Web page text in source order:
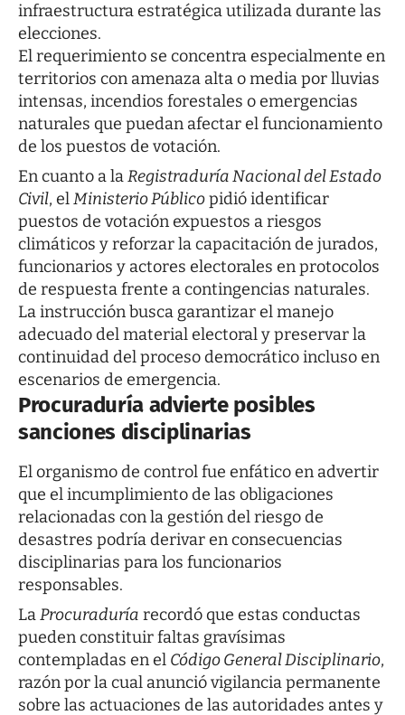
infraestructura estratégica utilizada durante las
elecciones.
El requerimiento se concentra especialmente en
territorios con amenaza alta o media por lluvias
intensas, incendios forestales o emergencias
naturales que puedan afectar el funcionamiento
de los puestos de votación.
En cuanto a laRegistraduría Nacional del Estado
Civil, elMinisterio Públicopidió identificar
puestos de votación expuestos a riesgos
climáticos y reforzar la capacitación de jurados,
funcionarios y actores electorales en protocolos
de respuesta frente a contingencias naturales.
La instrucción busca garantizar el manejo
adecuado del material electoral y preservar la
continuidad del proceso democrático incluso en
escenarios de emergencia.
Procuraduría advierte posibles
sanciones disciplinarias
El organismo de control fue enfático en advertir
que el incumplimiento de las obligaciones
relacionadas con la gestión del riesgo de
desastres podría derivar en consecuencias
disciplinarias para los funcionarios
responsables.
LaProcuraduría recordó que estas conductas
pueden constituir faltas gravísimas
contempladas en el Código General Disciplinario,
razón por la cual anunció vigilancia permanente
sobre las actuaciones de las autoridades antes y